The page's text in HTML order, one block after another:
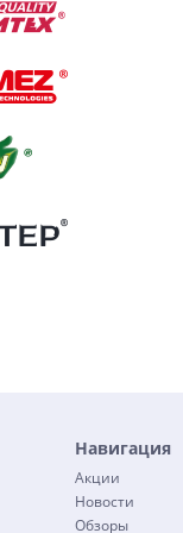
Навигация
Акции
Новости
Обзоры